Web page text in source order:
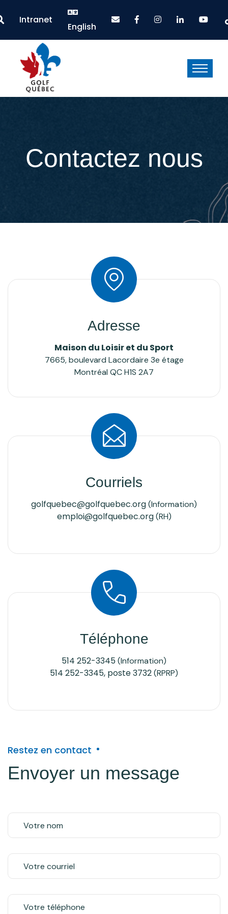
Intranet
English
Contactez nous
Adresse
Maison du Loisir et du Sport
7665, boulevard Lacordaire 3e étage
Montréal QC H1S 2A7
Courriels
golfquebec@golfquebec.org(Information)
emploi@golfquebec.org(RH)
Téléphone
514 252-3345(Information)
514 252-3345, poste 3732(RPRP)
Restez en contact
Envoyer un message